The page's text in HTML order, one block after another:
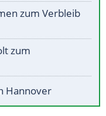
zum Verbleib
zum
Hannover